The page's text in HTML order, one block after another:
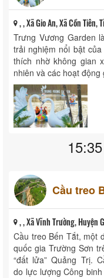
, , Xã Gio An, Xã Cồn Tiên,
Trưng Vương Garden
trải nghiệm nổi bật
thích nhờ không gian
nhiên và các hoạt
15:35
Cầu treo
, , Xã Vĩnh Trường, Huyện
Cầu treo Bến Tắt, một
quốc gia Trường Sơn
“đất lửa” Quảng Trị.
do lực lượng Công